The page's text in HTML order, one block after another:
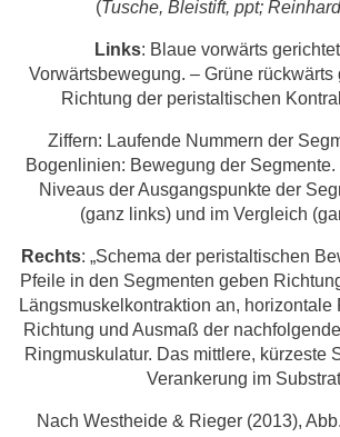
(Tusche, Bleistift, ppt;
Links: Blaue vorwärts
Vorwärtsbewegung. – Grüne rückwärts
Richtung der peristaltischen
Ziffern: Laufende Nummern der
Bogenlinien: Bewegung der
Niveaus der Ausgangspunkte der
(ganz links) und im Vergleich
Rechts: „Schema der peristaltischen
Pfeile in den Segmenten geben
Längsmuskelkontraktion an, horizontale
Richtung und Ausmaß der
Ringmuskulatur. Das mittlere, kürzeste
Verankerung im
Nach Westheide & Rieger (2013),